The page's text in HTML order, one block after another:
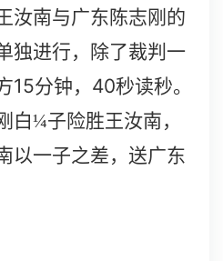
汝南与广东陈志刚的
独进行，除了裁判一
15分钟， 40秒读秒。
白¼子险胜王汝南，
以一子之差，送广东